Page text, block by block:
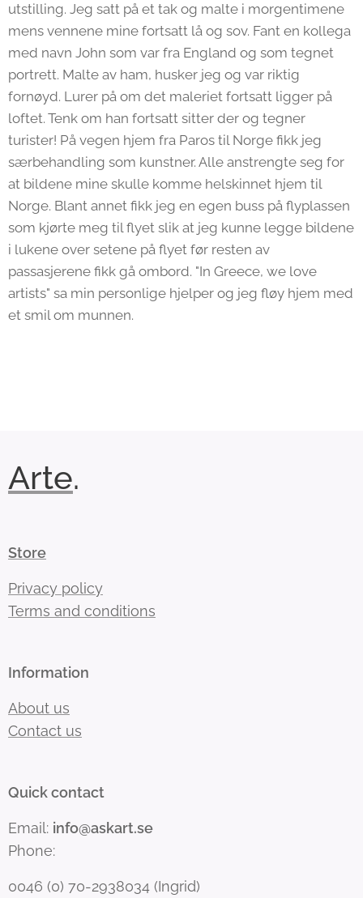
utstilling. Jeg satt på et tak og malte i morgentimene
mens vennene mine fortsatt lå og sov. Fant en kollega
med navn John som var fra England og som tegnet
portrett. Malte av ham, husker jeg og var riktig
fornøyd. Lurer på om det maleriet fortsatt ligger på
loftet. Tenk om han fortsatt sitter der og tegner
turister! På vegen hjem fra Paros til Norge fikk jeg
særbehandling som kunstner. Alle anstrengte seg for
at bildene mine skulle komme helskinnet hjem til
Norge. Blant annet fikk jeg en egen buss på flyplassen
som kjørte meg til flyet slik at jeg kunne legge bildene
i lukene over setene på flyet før resten av
passasjerene fikk gå ombord. "In Greece, we love
artists" sa min personlige hjelper og jeg fløy hjem med
et smil om munnen.
Arte.
Store
Privacy policy
Terms and conditions
Information
About us
Contact us
Quick contact
Email: info@askart.se
Phone:
0046 (0) 70-2938034 (Ingrid)